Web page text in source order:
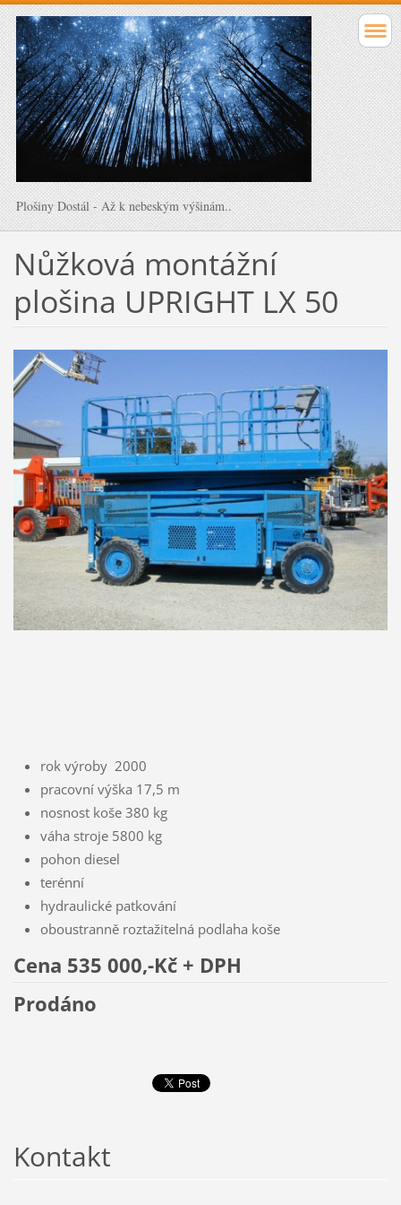
Plošiny Dostál - Až k nebeským výšinám..
Nůžková montážní
plošina UPRIGHT LX 50
rok výroby 2000
pracovní výška 17,5 m
nosnost koše 380 kg
váha stroje 5800 kg
pohon diesel
terénní
hydraulické patkování
oboustranně roztažitelná podlaha koše
Cena 535 000,-Kč + DPH
Prodáno
Kontakt